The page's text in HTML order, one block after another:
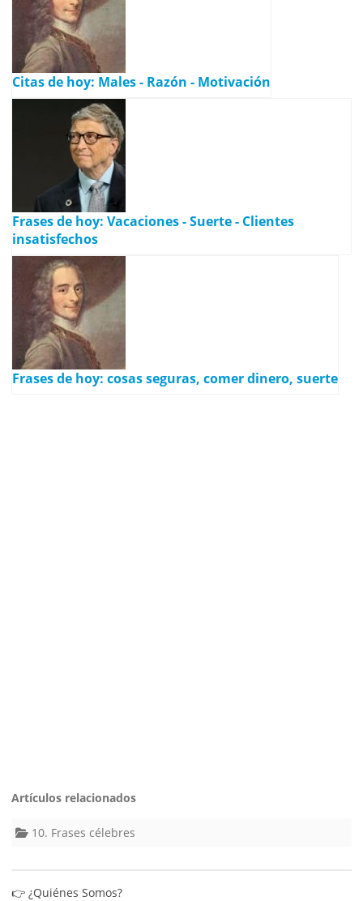
Citas de hoy: Males - Razón - Motivación
Frases de hoy: Vacaciones - Suerte - Clientes
insatisfechos
Frases de hoy: cosas seguras, comer dinero, suerte
Artículos relacionados
10. Frases célebres
👉 ¿Quiénes Somos?